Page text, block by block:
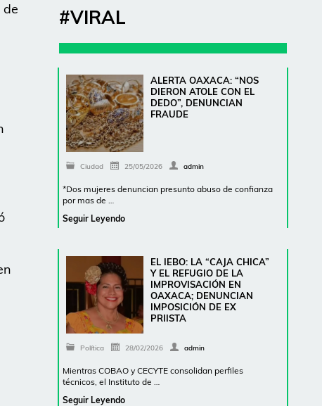
de
#VIRAL
ALERTA OAXACA: “NOS
DIERON ATOLE CON EL
DEDO”, DENUNCIAN
FRAUDE
Ciudad 25/05/2026 admin
*Dos mujeres denuncian presunto abuso de confianza
por mas de …
Seguir Leyendo
EL IEBO: LA “CAJA CHICA”
Y EL REFUGIO DE LA
IMPROVISACIÓN EN
OAXACA; DENUNCIAN
IMPOSICIÓN DE EX
PRIISTA
Política 28/02/2026 admin
Mientras COBAO y CECYTE consolidan perfiles
técnicos, el Instituto de …
Seguir Leyendo